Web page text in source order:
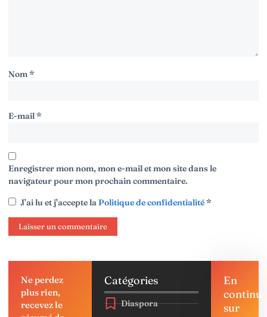
Nom*
E-mail*
Enregistrer mon nom, mon e-mail et mon site dans le
navigateur pour mon prochain commentaire.
J’ai lu et j’accepte laPolitique de confidentialité*
Ne perdez
plus rien,
recevez le
Catégories
Diaspora
En
continu
sur